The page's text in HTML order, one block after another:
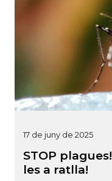
17 de juny de 2025
STOP
les a ratlla!